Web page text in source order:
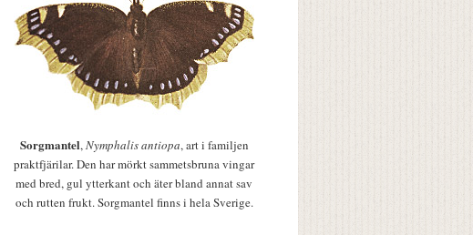
Sorgmantel,Nymphalis antiopa, art i familjen
praktfjärilar. Den har mörkt sammetsbruna vingar
med bred, gul ytterkant och äter bland annat sav
och rutten frukt. Sorgmantel finns i hela Sverige.